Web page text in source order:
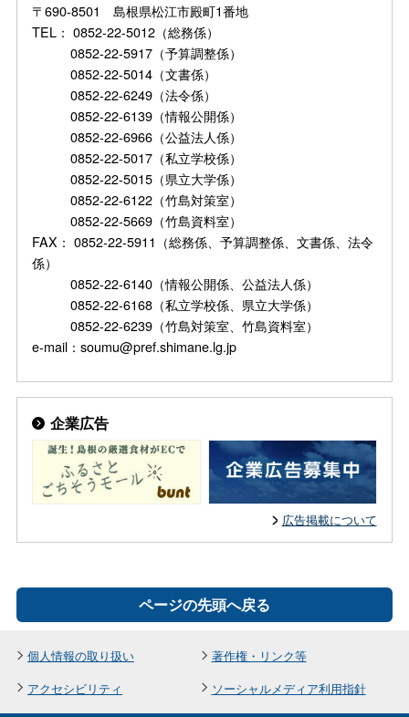
〒690-8501 島根県松江市殿町1番地
TEL： 0852-22-5012（総務係）
0852-22-5917（予算調整係）
0852-22-5014（文書係）
0852-22-6249（法令係）
0852-22-6139（情報公開係）
0852-22-6966（公益法人係）
0852-22-5017（私立学校係）
0852-22-5015（県立大学係）
0852-22-6122（竹島対策室）
0852-22-5669（竹島資料室）
FAX： 0852-22-5911（総務係、予算調整係、文書係、法令
係）
0852-22-6140（情報公開係、公益法人係）
0852-22-6168（私立学校係、県立大学係）
0852-22-6239（竹島対策室、竹島資料室）
e-mail：soumu@pref.shimane.lg.jp
企業広告
広告掲載について
ページの先頭へ戻る
個人情報の取り扱い
著作権・リンク等
アクセシビリティ
ソーシャルメディア利用指針